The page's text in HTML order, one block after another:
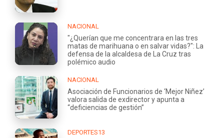
NACIONAL
"¿Querían que me concentrara en las tres
matas de marihuana o en salvar vidas?": La
defensa de la alcaldesa de La Cruz tras
polémico audio
NACIONAL
Asociación de Funcionarios de ‘Mejor Niñez’
valora salida de exdirector y apunta a
“deficiencias de gestión”
DEPORTES13